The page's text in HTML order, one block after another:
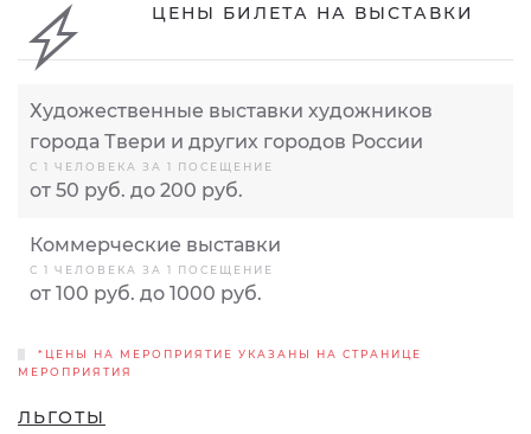
ЦЕНЫ БИЛЕТА НА ВЫСТАВКИ
Художественные выставки художников
города Твери и других городов России
С 1 ЧЕЛОВЕКА ЗА 1 ПОСЕЩЕНИЕ
от 50 руб. до 200 руб.
Коммерческие выставки
С 1 ЧЕЛОВЕКА ЗА 1 ПОСЕЩЕНИЕ
от 100 руб. до 1000 руб.
*ЦЕНЫ НА МЕРОПРИЯТИЕ УКАЗАНЫ НА СТРАНИЦЕ
МЕРОПРИЯТИЯ
ЛЬГОТЫ